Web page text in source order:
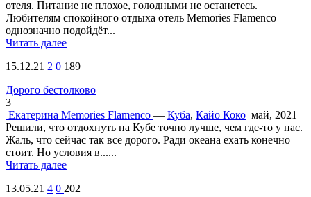
отеля. Питание не плохое, голодными не останетесь.
Любителям спокойного отдыха отель Memories Flamenco
однозначно подойдёт...
Читать далее
15.12.21 2 0 189
Дорого бестолково
3
Екатерина Memories Flamenco — Куба, Кайо Коко май, 2021
Решили, что отдохнуть на Кубе точно лучше, чем где-то у нас.
Жаль, что сейчас так все дорого. Ради океана ехать конечно
стоит. Но условия в......
Читать далее
13.05.21 4 0 202